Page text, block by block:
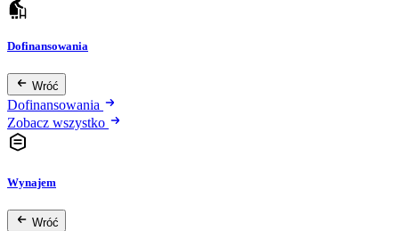
Dofinansowania
Wróć
Dofinansowania
Zobacz wszystko
Wynajem
Wróć